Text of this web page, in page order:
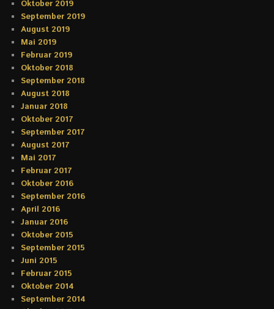
Oktober 2019
September 2019
August 2019
Mai 2019
Februar 2019
Oktober 2018
September 2018
August 2018
Januar 2018
Oktober 2017
September 2017
August 2017
Mai 2017
Februar 2017
Oktober 2016
September 2016
April 2016
Januar 2016
Oktober 2015
September 2015
Juni 2015
Februar 2015
Oktober 2014
September 2014